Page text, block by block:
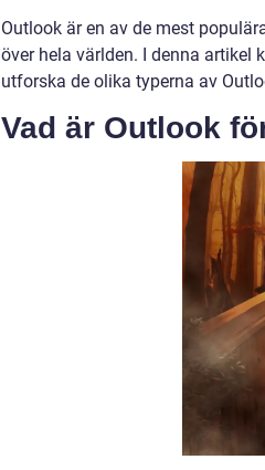
Outlook är en av de mest
över hela världen. I denna
utforska de olika typerna av
Vad är Outlook